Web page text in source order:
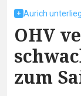
Aurich
OHV
zum